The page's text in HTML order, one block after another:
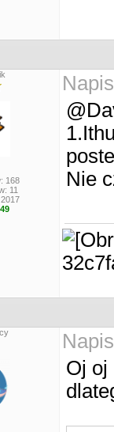
168
11
2017
49
Nie
Oj oj